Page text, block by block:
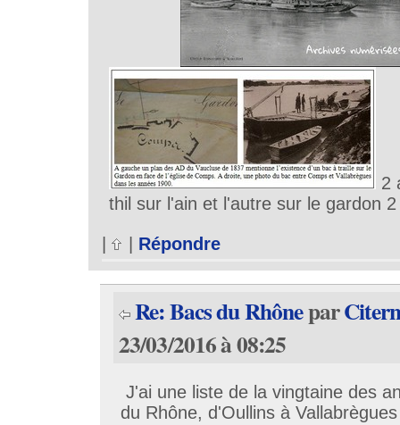
2
thil sur l'ain et l'autre sur le gardon
Répondre
Re: Bacs du Rhônepar
23/03/2016 à 08:25
J'ai une liste de la vingtaine des
du Rhône, d'Oullins à